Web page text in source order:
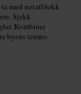
med notatblokk
Sjekk
Kombiner
byens tempo.